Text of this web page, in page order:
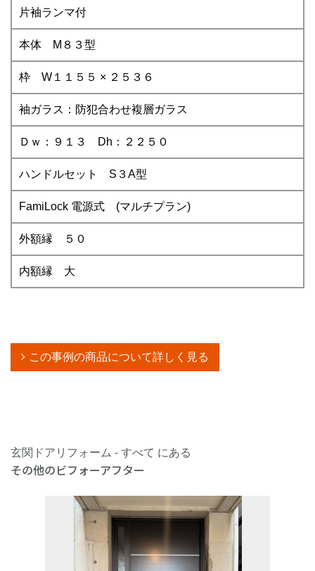
片袖ランマ付
本体 M８３型
枠 W１１５５ × ２５３６
袖ガラス：防犯合わせ複層ガラス
Ｄｗ：９１３ Dh：２２５０
ハンドルセット S３A型
FamiLock 電源式 (マルチプラン)
外額縁 ５０
内額縁 大
この事例の商品について詳しく見る
玄関ドアリフォーム - すべて にある
その他のビフォーアフター